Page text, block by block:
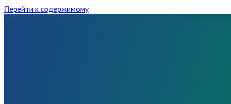
Перейти к содержимому